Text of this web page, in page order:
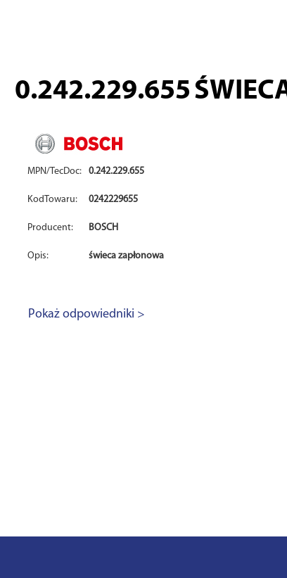
0.242.229.655
MPN/TecDoc: 0.242.229.655
KodTowaru: 0242229655
Producent: BOSCH
Opis: świeca zapłonowa
Pokaż odpowiedniki >